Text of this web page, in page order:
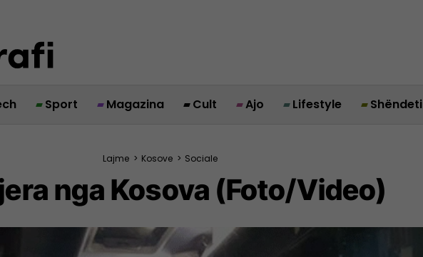
Sport Magazina Cult Ajo Lifestyle Shëndeti
Lajme > Kosove > Sociale
nga Kosova (Foto/Video)